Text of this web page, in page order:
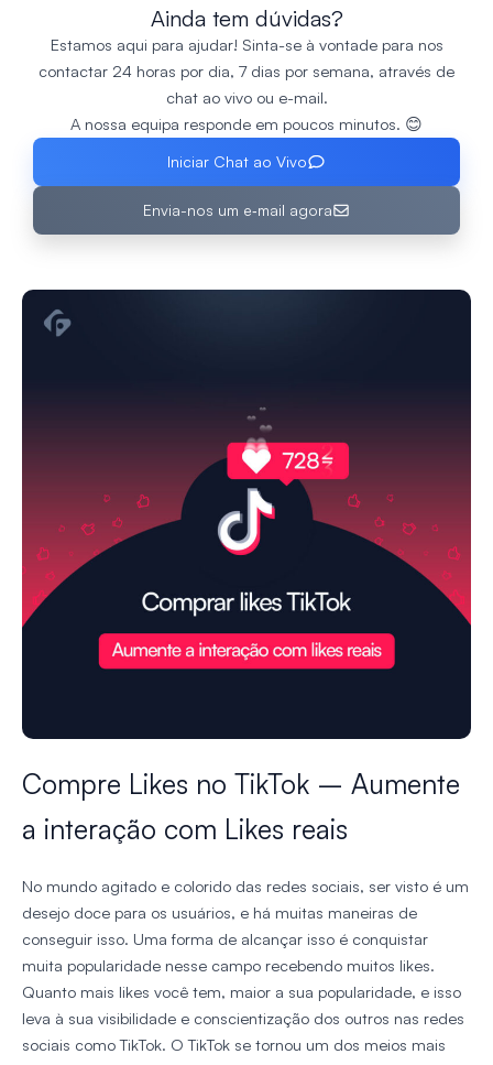
Ainda tem dúvidas?
Estamos aqui para ajudar! Sinta-se à vontade para nos
contactar 24 horas por dia, 7 dias por semana, através de
chat ao vivo ou e-mail.
A nossa equipa responde em poucos minutos. 😊
Iniciar Chat ao Vivo
Envia-nos um e‑mail agora
Compre Likes no TikTok – Aumente
a interação com Likes reais
No mundo agitado e colorido das redes sociais, ser visto é um
desejo doce para os usuários, e há muitas maneiras de
conseguir isso. Uma forma de alcançar isso é conquistar
muita popularidade nesse campo recebendo muitos likes.
Quanto mais likes você tem, maior a sua popularidade, e isso
leva à sua visibilidade e conscientização dos outros nas redes
sociais como TikTok. O TikTok se tornou um dos meios mais